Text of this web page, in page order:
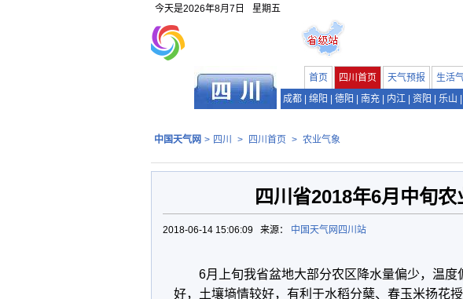
今天是2026年8月7日 星期五
首页 四川首页 天气预报 生活
成都
绵阳 德阳 南充 内江 资阳 乐山
中国天气网 > 四川 > 四川首页 > 农业气象
四川省2018年6月中旬
2018-06-14 15:06:09 来源： 中国天气网四川站
6月上旬我省盆地大部分农区降水量偏少，温
好，土壤墒情较好，有利于水稻分蘖、春玉米扬花